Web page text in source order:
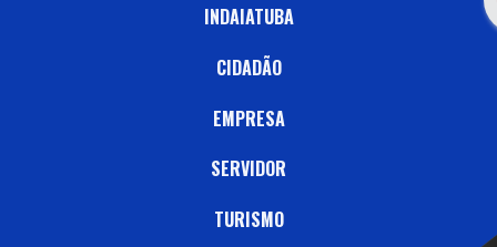
INDAIATUBA
CIDADÃO
EMPRESA
SERVIDOR
TURISMO